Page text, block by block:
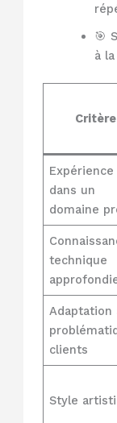
🎯
à
Critère
Expérience
dans un
domaine
technique
Adaptation
clients
Style